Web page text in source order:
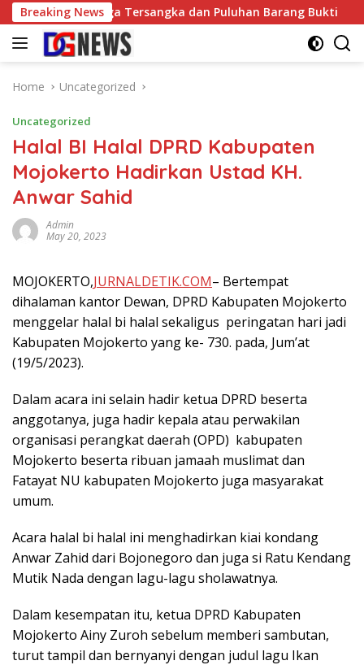
Skip
to
content
Breaking News
Tiga Tersangka dan Puluhan Barang Bukti
Home Uncategorized
Uncategorized
Halal BI Halal DPRD Kabupaten
Mojokerto Hadirkan Ustad KH.
Anwar Sahid
Admin
May 20, 2023
MOJOKERTO,JURNALDETIK.COM– Bertempat
dihalaman kantor Dewan, DPRD Kabupaten Mojokerto
menggelar halal bi halal sekaligus peringatan hari jadi
Kabupaten Mojokerto yang ke- 730. pada, Jum’at
(19/5/2023).
Dalam acara ini selain hadir ketua DPRD beserta
anggotanya, juga hadir kepala atau perwakilan
organisasi perangkat daerah (OPD) kabupaten
Mojokerto beserta ribuan jamaah muslimat dan
Fatayat NU kabupaten Mojokerto juga masyarakat
umum.
Acara halal bi halal ini menghadirkan kiai kondang
Anwar Zahid dari Bojonegoro dan juga si Ratu Kendang
Mutik Nada dengan lagu-lagu sholawatnya.
Dalam kesempatan itu, ketua DPRD Kabupaten
Mojokerto Ainy Zuroh sebelum memberi sambutan,
turut tampil dan bernyanyi dengan judul lagu Ikan